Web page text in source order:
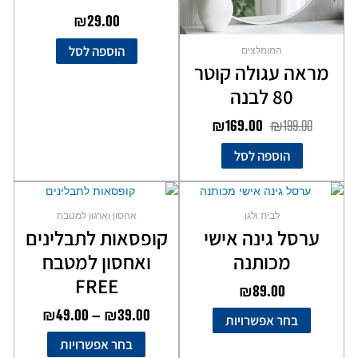
המומלצים
מראה עגולה קוטר
80 לבנה
₪199.00
₪169.00
הוספה לסל
₪29.00
הוספה לסל
לבית ולגן
ערסל גינה אישי
מכותנה
₪89.00
בחר אפשרויות
למוצר
מספר
את
האפשרויות
אחסון וארגון למטבח
קופסאות לתבלינים
ואחסון למטבח
FREE
₪39.00
–
₪49.00
עד
בחר אפשרויות
למוצר
מספר
סוגים.
את